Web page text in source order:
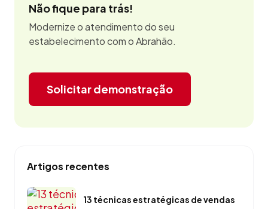
Não fique para trás!
Modernize o atendimento do seu
estabelecimento com o Abrahão.
Solicitar demonstração
Artigos recentes
13 técnicas estratégicas de vendas